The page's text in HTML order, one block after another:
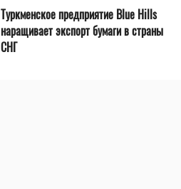
Туркменское предприятие Blue Hills
наращивает экспорт бумаги в страны
СНГ